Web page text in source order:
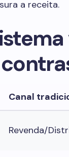
a receita.
Canal
Revenda/